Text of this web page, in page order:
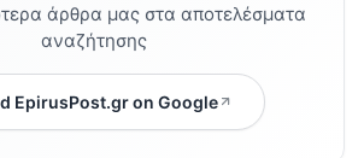
άρθρα μας στα αποτελέσματα
αναζήτησης
EpirusPost.gr on Google